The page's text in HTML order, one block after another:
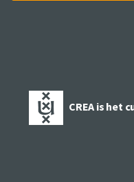
CREA is het